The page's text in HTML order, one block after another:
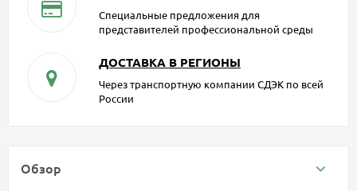
Специальные предложения для
представителей профессиональной среды
ДОСТАВКА В РЕГИОНЫ
Через транспортную компании СДЭК по всей
России
Обзор